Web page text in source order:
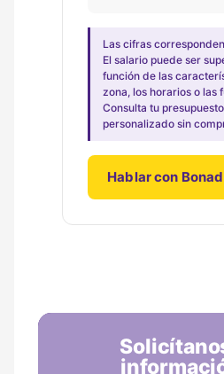
Las cifras
El salario puede ser
función de las
zona, los horarios o las
Consulta tu presupuesto
personalizado sin
Hablar con